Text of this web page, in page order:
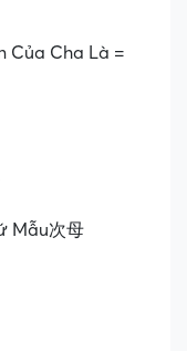
Của Cha Là =
Mẫu次母